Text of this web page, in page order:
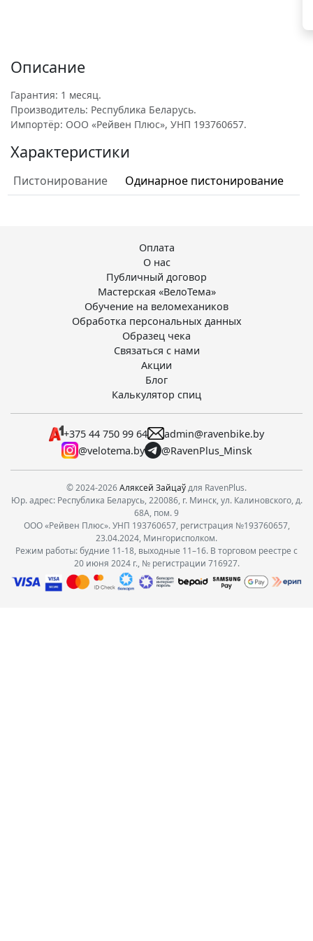
Описание
Гарантия: 1 месяц.
Производитель: Республика Беларусь.
Импортёр: ООО «Рейвен Плюс», УНП 193760657.
Характеристики
Пистонирование Одинарное пистонирование
Оплата
О нас
Публичный договор
Мастерская «ВелоТема»
Обучение на веломехаников
Обработка персональных данных
Образец чека
Связаться с нами
Акции
Блог
Калькулятор спиц
+375 44 750 99 64
admin@ravenbike.by
@velotema.by
@RavenPlus_Minsk
© 2024-2026Аляксей Зайцаўдля RavenPlus.
Юр. адрес: Республика Беларусь, 220086, г. Минск, ул. Калиновского, д.
68А, пом. 9
ООО «Рейвен Плюс». УНП 193760657, регистрация №193760657,
23.04.2024, Мингорисполком.
Режим работы: будние 11-18, выходные 11–16. В торговом реестре с
20 июня 2024 г., № регистрации 716927.